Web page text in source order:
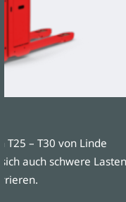
– T30 von Linde
auch schwere Lasten